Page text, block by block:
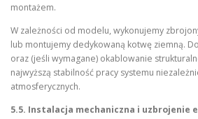
montażem.
W zależności od modelu, wykonujemy
lub montujemy dedykowaną kotwę ziemną.
oraz (jeśli wymagane) okablowanie
najwyższą stabilność pracy systemu
atmosferycznych.
5.5. Instalacja mechaniczna i uzbrojenie